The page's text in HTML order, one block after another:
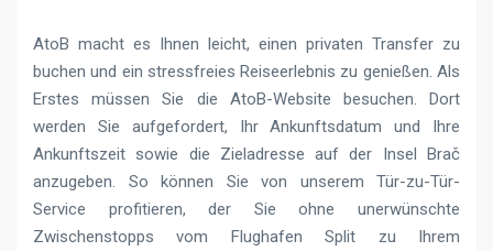
AtoB macht es Ihnen leicht, einen privaten Transfer zu
buchen und ein stressfreies Reiseerlebnis zu genießen. Als
Erstes müssen Sie die AtoB-Website besuchen. Dort
werden Sie aufgefordert, Ihr Ankunftsdatum und Ihre
Ankunftszeit sowie die Zieladresse auf der Insel Brač
anzugeben. So können Sie von unserem Tür-zu-Tür-
Service profitieren, der Sie ohne unerwünschte
Zwischenstopps vom Flughafen Split zu Ihrem